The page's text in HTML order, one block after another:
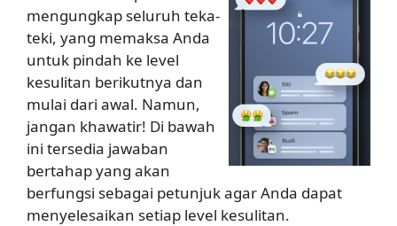
mengungkap seluruh teka-
teki, yang memaksa Anda
untuk pindah ke level
kesulitan berikutnya dan
mulai dari awal. Namun,
jangan khawatir! Di bawah
ini tersedia jawaban
bertahap yang akan
berfungsi sebagai petunjuk agar Anda dapat
menyelesaikan setiap level kesulitan.